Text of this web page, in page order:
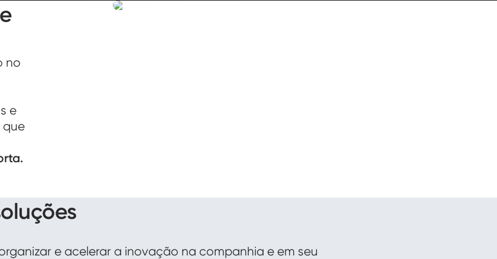
no
e
que
e acelerar a inovação na companhia e em seu